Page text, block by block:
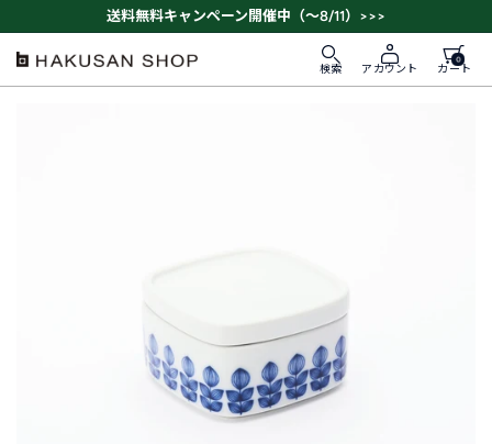
キ
プ
送料無料キャンペーン開催中（～8/11）>>>
HAKUSAN
SHOP
検索 アカウント
0
カート